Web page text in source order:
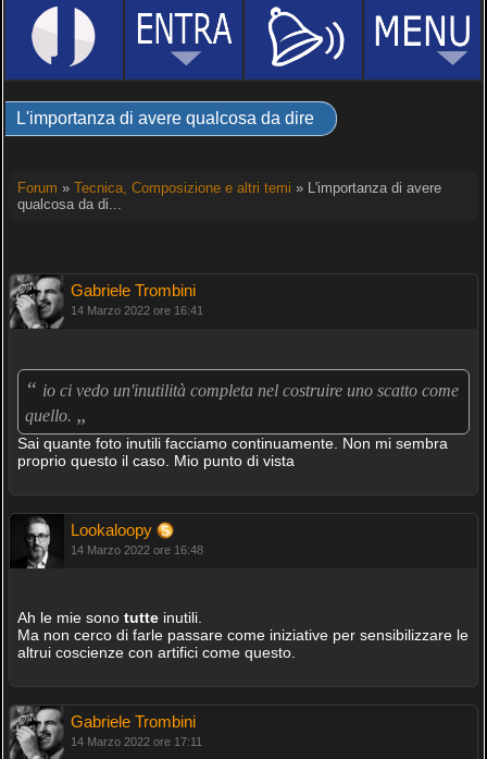
L'importanza di avere qualcosa da dire
Forum » Tecnica, Composizione e altri temi » L'importanza di avere
qualcosa da di...
Gabriele Trombini
14 Marzo 2022 ore 16:41
“ io ci vedo un'inutilità completa nel costruire uno scatto come
quello. „
Sai quante foto inutili facciamo continuamente. Non mi sembra
proprio questo il caso. Mio punto di vista
Lookaloopy
14 Marzo 2022 ore 16:48
Ah le mie sono tutteinutili.
Ma non cerco di farle passare come iniziative per sensibilizzare le
altrui coscienze con artifici come questo.
Gabriele Trombini
14 Marzo 2022 ore 17:11